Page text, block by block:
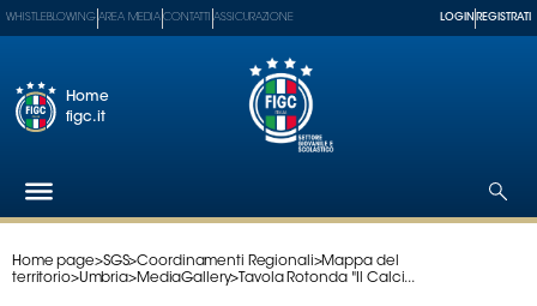
Federazione
WHISTLEBLOWING AREA MEDIA CONTATTI ASSICURAZIONE LOGIN REGISTRATI
Home
figc.it
Home page>SGS>Coordinamenti Regionali>Mappa del
territorio>Umbria>MediaGallery> Tavola Rotonda "Il Calci...